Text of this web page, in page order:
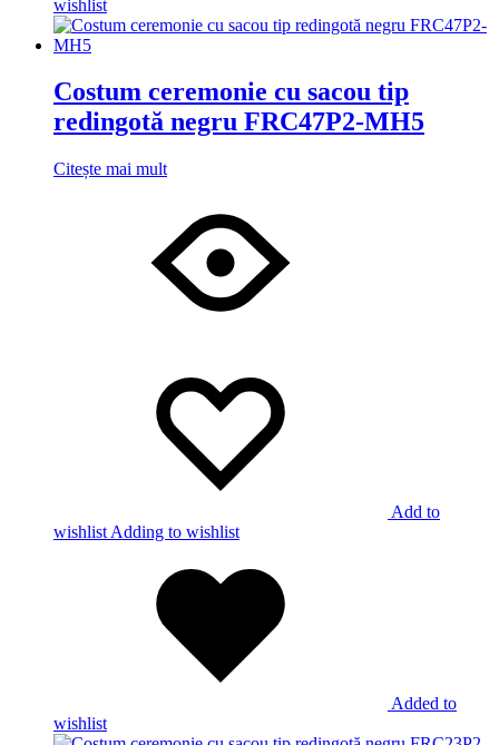
wishlist
Costum ceremonie cu sacou tip
redingotă negru FRC47P2-MH5
Citește mai mult
Add to
wishlist Adding to wishlist
Added to
wishlist